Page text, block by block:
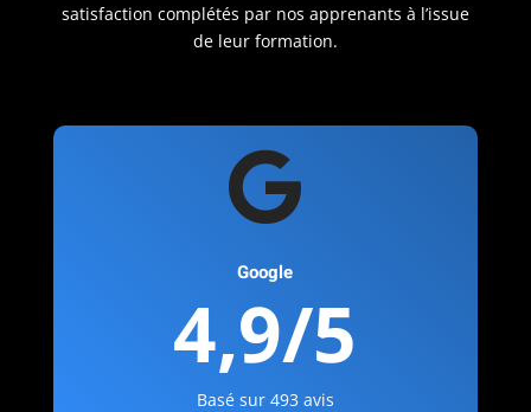
satisfaction complétés par nos apprenants à l’issue
de leur formation.

Google
4,9/5
Basé sur 493 avis